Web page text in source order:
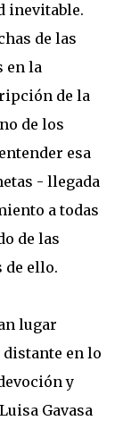
inevitable.
de las
en la
de la
de los
esa
- llegada
a todas
de las
de ello.
lugar
en lo
y
Gavasa